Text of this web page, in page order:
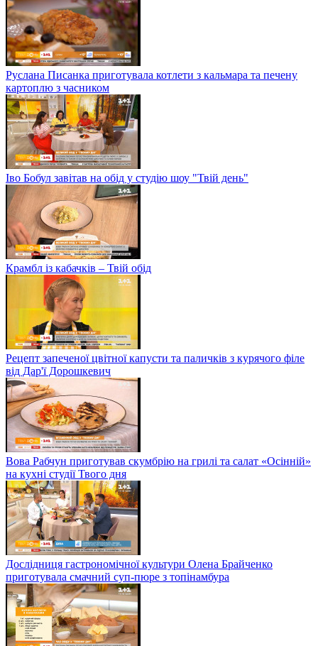
Руслана Писанка приготувала котлети з кальмара та печену
картоплю з часником
Іво Бобул завітав на обід у студію шоу "Твій день"
Крамбл із кабачків – Твій обід
Рецепт запеченої цвітної капусти та паличків з курячого філе
від Дар'ї Дорошкевич
Вова Рабчун приготував скумбрію на грилі та салат «Осінній»
на кухні студії Твого дня
Дослідниця гастрономічної культури Олена Брайченко
приготувала смачний суп-пюре з топінамбура